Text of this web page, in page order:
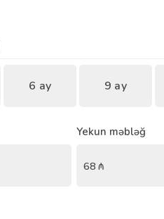
6 ay 9 ay
Yekun məbləğ
68₼